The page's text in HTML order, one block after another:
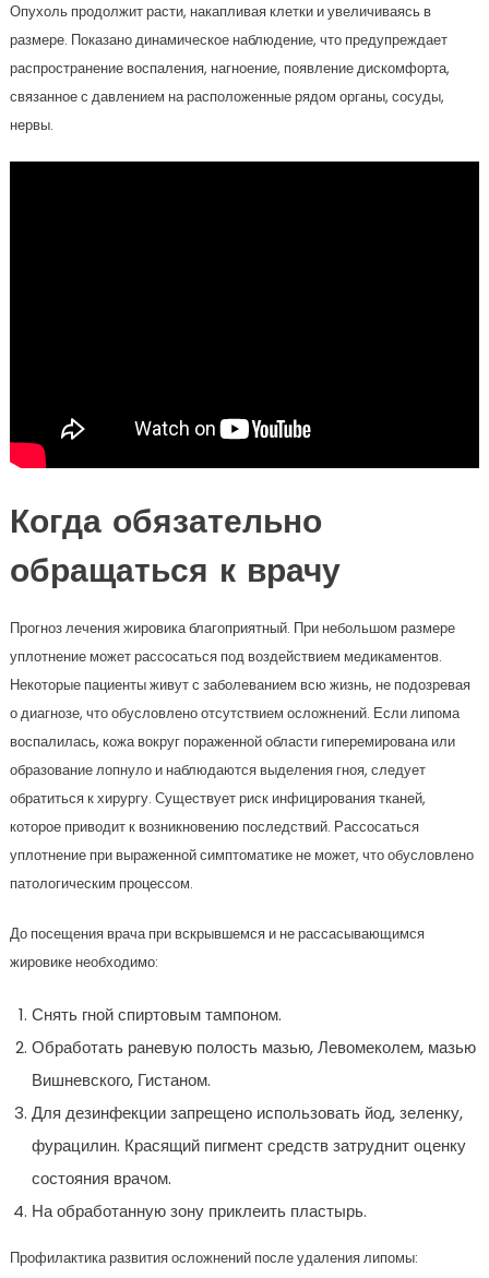
Опухоль продолжит расти, накапливая клетки и увеличиваясь в
размере. Показано динамическое наблюдение, что предупреждает
распространение воспаления, нагноение, появление дискомфорта,
связанное с давлением на расположенные рядом органы, сосуды,
нервы.
Когда обязательно
обращаться к врачу
Прогноз лечения жировика благоприятный. При небольшом размере
уплотнение может рассосаться под воздействием медикаментов.
Некоторые пациенты живут с заболеванием всю жизнь, не подозревая
о диагнозе, что обусловлено отсутствием осложнений. Если липома
воспалилась, кожа вокруг пораженной области гиперемирована или
образование лопнуло и наблюдаются выделения гноя, следует
обратиться к хирургу. Существует риск инфицирования тканей,
которое приводит к возникновению последствий. Рассосаться
уплотнение при выраженной симптоматике не может, что обусловлено
патологическим процессом.
До посещения врача при вскрывшемся и не рассасывающимся
жировике необходимо:
Снять гной спиртовым тампоном.
Обработать раневую полость мазью, Левомеколем, мазью
Вишневского, Гистаном.
Для дезинфекции запрещено использовать йод, зеленку,
фурацилин. Красящий пигмент средств затруднит оценку
состояния врачом.
На обработанную зону приклеить пластырь.
Профилактика развития осложнений после удаления липомы: